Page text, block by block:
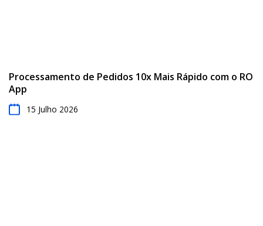
Processamento de Pedidos 10x Mais Rápido com o RO
App
15 Julho 2026